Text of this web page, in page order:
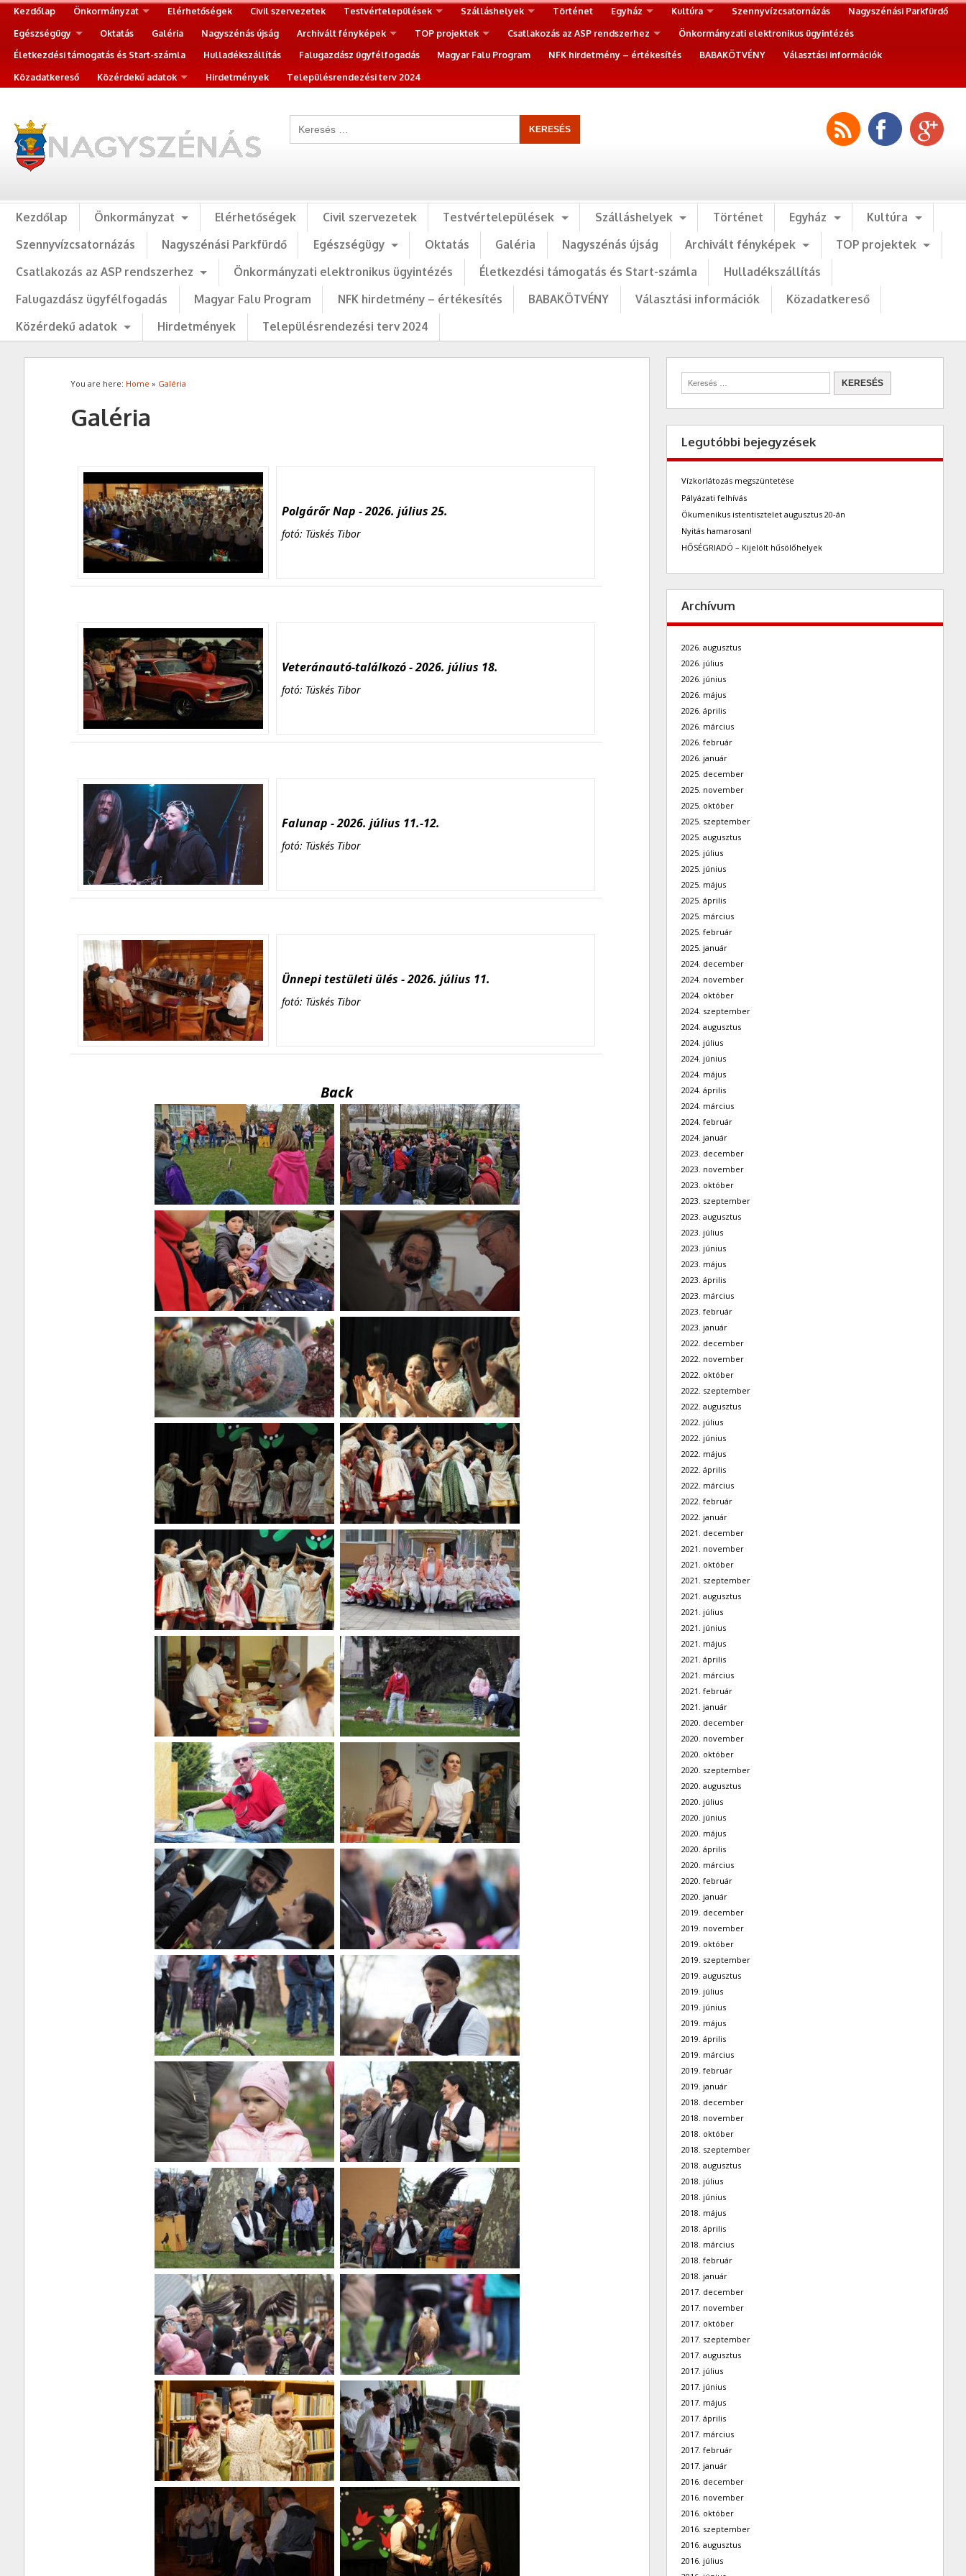
Kezdőlap Önkormányzat Elérhetőségek Civil szervezetek Testvértelepülések Szálláshelyek Történet Egyház Kultúra Szennyvízcsatornázás
Nagyszénási Parkfürdő
Egészségügy
Oktatás Galéria Nagyszénás újság Archivált fényképek TOP projektek Csatlakozás az ASP rendszerhez
Önkormányzati elektronikus ügyintézés
Életkezdési támogatás és Start-számla
Hulladékszállítás Falugazdász ügyfélfogadás Magyar Falu Program NFK hirdetmény – értékesítés BABAKÖTVÉNY
Választási információk
Közadatkereső
Közérdekű adatok Hirdetmények Településrendezési terv 2024
Kezdőlap Önkormányzat Elérhetőségek Civil szervezetek Testvértelepülések Szálláshelyek Történet Egyház
Kultúra
Szennyvízcsatornázás
Nagyszénási Parkfürdő Egészségügy Oktatás Galéria Nagyszénás újság Archivált fényképek
TOP projektek
Csatlakozás az ASP rendszerhez
Önkormányzati elektronikus ügyintézés Életkezdési támogatás és Start-számla
Hulladékszállítás
Falugazdász ügyfélfogadás
Magyar Falu Program NFK hirdetmény – értékesítés BABAKÖTVÉNY Választási információk
Közadatkereső
Közérdekű adatok
Hirdetmények Településrendezési terv 2024
You are here: Home » Galéria
Galéria
Polgárőr Nap - 2026. július 25.
fotó: Tüskés Tibor
Veteránautó-találkozó - 2026. július 18.
fotó: Tüskés Tibor
Falunap - 2026. július 11.-12.
fotó: Tüskés Tibor
Ünnepi testületi ülés - 2026. július 11.
fotó: Tüskés Tibor
Back
Legutóbbi bejegyzések
Vízkorlátozás megszüntetése
Pályázati felhívás
Ökumenikus istentisztelet augusztus 20-án
Nyitás hamarosan!
HŐSÉGRIADÓ – Kijelölt hűsölőhelyek
Archívum
2026. augusztus
2026. július
2026. június
2026. május
2026. április
2026. március
2026. február
2026. január
2025. december
2025. november
2025. október
2025. szeptember
2025. augusztus
2025. július
2025. június
2025. május
2025. április
2025. március
2025. február
2025. január
2024. december
2024. november
2024. október
2024. szeptember
2024. augusztus
2024. július
2024. június
2024. május
2024. április
2024. március
2024. február
2024. január
2023. december
2023. november
2023. október
2023. szeptember
2023. augusztus
2023. július
2023. június
2023. május
2023. április
2023. március
2023. február
2023. január
2022. december
2022. november
2022. október
2022. szeptember
2022. augusztus
2022. július
2022. június
2022. május
2022. április
2022. március
2022. február
2022. január
2021. december
2021. november
2021. október
2021. szeptember
2021. augusztus
2021. július
2021. június
2021. május
2021. április
2021. március
2021. február
2021. január
2020. december
2020. november
2020. október
2020. szeptember
2020. augusztus
2020. július
2020. június
2020. május
2020. április
2020. március
2020. február
2020. január
2019. december
2019. november
2019. október
2019. szeptember
2019. augusztus
2019. július
2019. június
2019. május
2019. április
2019. március
2019. február
2019. január
2018. december
2018. november
2018. október
2018. szeptember
2018. augusztus
2018. július
2018. június
2018. május
2018. április
2018. március
2018. február
2018. január
2017. december
2017. november
2017. október
2017. szeptember
2017. augusztus
2017. július
2017. június
2017. május
2017. április
2017. március
2017. február
2017. január
2016. december
2016. november
2016. október
2016. szeptember
2016. augusztus
2016. július